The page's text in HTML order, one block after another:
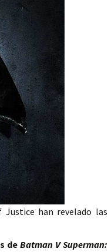
Justice han revelado las
de Batman V Superman: